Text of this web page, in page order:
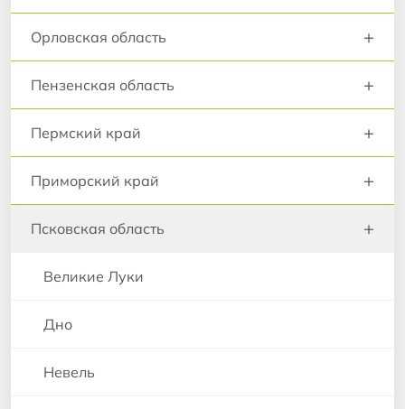
Орловская область +
Пензенская область +
Пермский край +
Приморский край +
Псковская область +
Великие Луки
Дно
Невель